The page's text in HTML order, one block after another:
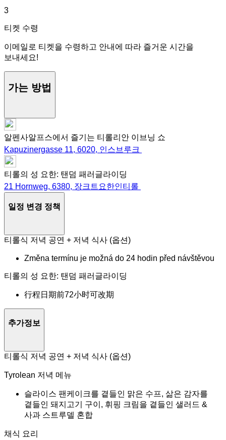
3
티켓 수령
이메일로 티켓을 수령하고 안내에 따라 즐거운 시간을
보내세요!
가는 방법
알펜사알프스에서 즐기는 티롤리안 이브닝 쇼
Kapuzinergasse 11, 6020, 인스브루크
티롤의 성 요한: 탠덤 패러글라이딩
21 Hornweg, 6380, 장크트요한인티롤
일정 변경 정책
티롤식 저녁 공연 + 저녁 식사 (옵션)
Změna termínu je možná do 24 hodin před návštěvou
티롤의 성 요한: 탠덤 패러글라이딩
行程日期前72小时可改期
추가정보
티롤식 저녁 공연 + 저녁 식사 (옵션)
Tyrolean 저녁 메뉴
슬라이스 팬케이크를 곁들인 맑은 수프, 삶은 감자를
곁들인 돼지고기 구이, 휘핑 크림을 곁들인 샐러드 &
사과 스트루델 혼합
채식 요리